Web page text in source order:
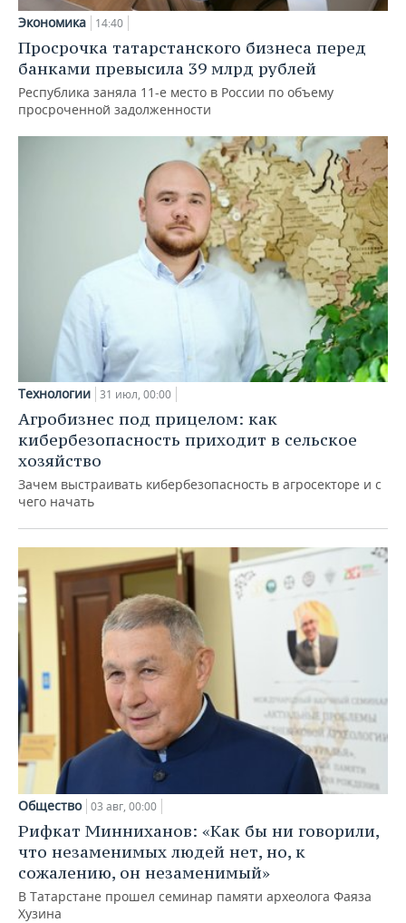
Экономика 14:40
Просрочка татарстанского бизнеса перед
банками превысила 39 млрд рублей
Республика заняла 11-е место в России по объему
просроченной задолженности
Технологии 31 июл, 00:00
Агробизнес под прицелом: как
кибербезопасность приходит в сельское
хозяйство
Зачем выстраивать кибербезопасность в агросекторе и с
чего начать
Общество 03 авг, 00:00
Рифкат Минниханов: «Как бы ни говорили,
что незаменимых людей нет, но, к
сожалению, он незаменимый»
В Татарстане прошел семинар памяти археолога Фаяза
Хузина